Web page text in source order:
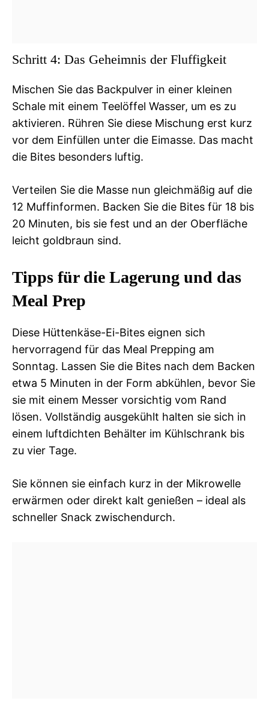
Schritt 4: Das Geheimnis der Fluffigkeit
Mischen Sie das Backpulver in einer kleinen
Schale mit einem Teelöffel Wasser, um es zu
aktivieren. Rühren Sie diese Mischung erst kurz
vor dem Einfüllen unter die Eimasse. Das macht
die Bites besonders luftig.
Verteilen Sie die Masse nun gleichmäßig auf die
12 Muffinformen. Backen Sie die Bites für 18 bis
20 Minuten, bis sie fest und an der Oberfläche
leicht goldbraun sind.
Tipps für die Lagerung und das
Meal Prep
Diese Hüttenkäse-Ei-Bites eignen sich
hervorragend für das Meal Prepping am
Sonntag. Lassen Sie die Bites nach dem Backen
etwa 5 Minuten in der Form abkühlen, bevor Sie
sie mit einem Messer vorsichtig vom Rand
lösen. Vollständig ausgekühlt halten sie sich in
einem luftdichten Behälter im Kühlschrank bis
zu vier Tage.
Sie können sie einfach kurz in der Mikrowelle
erwärmen oder direkt kalt genießen – ideal als
schneller Snack zwischendurch.